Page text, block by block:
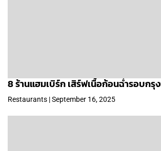
8 ร้านแฮมเบิร์ก เสิร์ฟเนื้อก้อนฉ่ำรอบกรุ
Restaurants | September 16, 2025